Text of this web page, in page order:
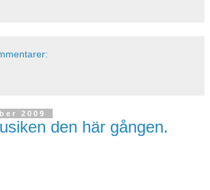
2009
den här gången.